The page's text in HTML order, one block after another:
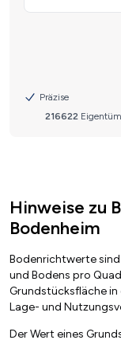
Hinweise zu
Bodenheim
Bodenrichtwerte
und Bodens pro
Grundstücksfläche
Lage- und
Der Wert eines